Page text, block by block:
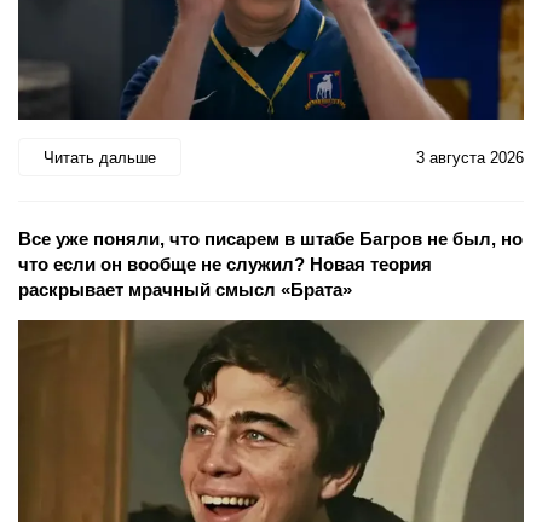
Читать дальше 3 августа 2026
Все уже поняли, что писарем в штабе Багров не был, но
что если он вообще не служил? Новая теория
раскрывает мрачный смысл «Брата»